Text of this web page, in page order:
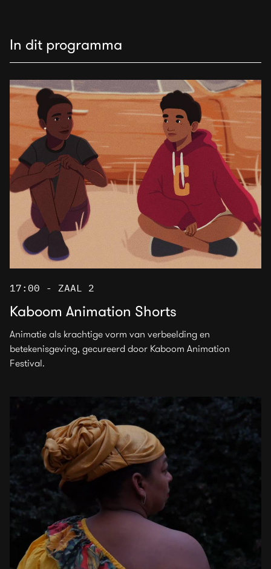
In dit programma
Kaboom Animation Shorts
17:00 - ZAAL 2
Animatie als krachtige vorm van verbeelding en
betekenisgeving, gecureerd door Kaboom Animation
Festival.